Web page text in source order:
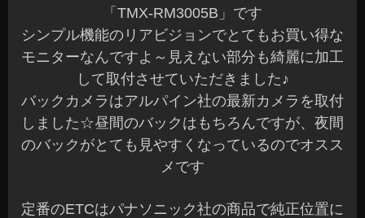
「TMX-RM3005B」です
シンプル機能のリアビジョンでとてもお買い得な
モニターなんですよ～見えない部分も綺麗に加工
して取付させていただきました♪
バックカメラはアルパイン社の最新カメラを取付
しました☆昼間のバックはもちろんですが、夜間
のバックがとても見やすくなっているのでオスス
メです
定番のETCはパナソニック社の商品で純正位置に